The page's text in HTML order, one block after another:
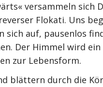
versammeln sich
Flokati. Uns
sich auf, pausenlos
Der Himmel wird
zur Lebensform.
blättern durch die